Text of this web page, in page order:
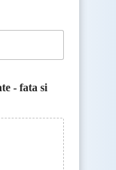
- fata si